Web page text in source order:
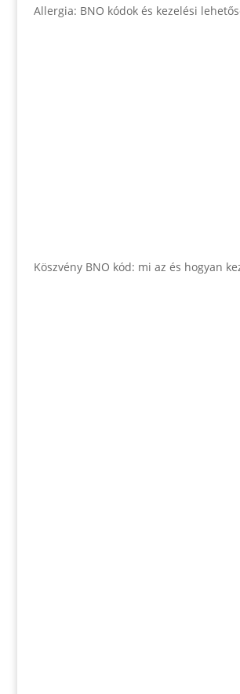
Allergia: BNO kódok és kezelési
Köszvény BNO kód: mi az és hogyan